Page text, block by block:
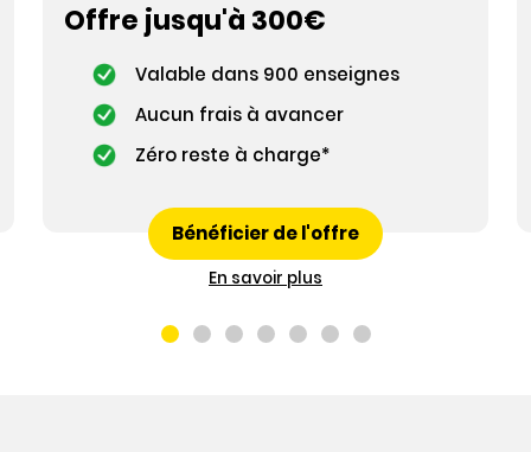
Offre jusqu'à 300€
Valable dans 900 enseignes
Aucun frais à avancer
Zéro reste à charge*
Bénéficier de l'offre
En savoir plus